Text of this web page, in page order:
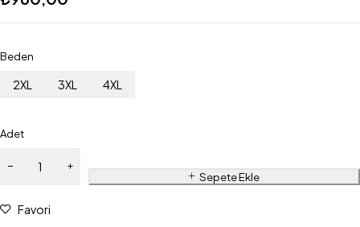
Beden
2XL 3XL 4XL
Adet
Sepete Ekle
Favori